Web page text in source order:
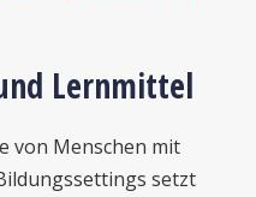
Lernmittel
von Menschen mit
setzt